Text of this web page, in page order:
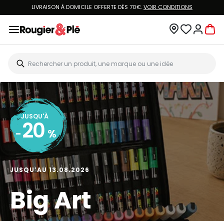
LIVRAISON À DOMICILE OFFERTE DÈS 70€.VOIR CONDITIONS
JUSQU'À
- 20 %
JUSQU’AU 13.08.2026
Big Art